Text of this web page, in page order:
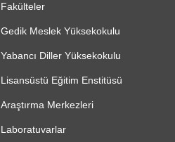
Fakülteler
Gedik Meslek Yüksekokulu
Yabancı Diller Yüksekokulu
Lisansüstü Eğitim Enstitüsü
Araştırma Merkezleri
Laboratuvarlar